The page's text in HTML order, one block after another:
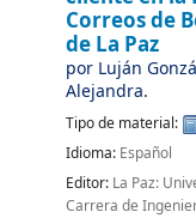
Correos de
de La Paz
por Luján
Alejandra.
Tipo de material:
Idioma: Español
Editor: La Paz:
Carrera de